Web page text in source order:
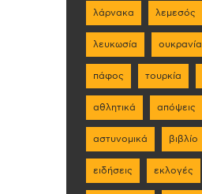
λάρνακα λεμεσός
λευκωσία ουκρανία
πάφος τουρκία
αθλητικά απόψεις
αστυνομικά βιβλίο
ειδήσεις εκλογές